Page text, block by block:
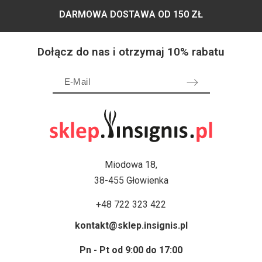
DARMOWA DOSTAWA OD 150 ZŁ
Dołącz do nas i otrzymaj 10% rabatu
Miodowa 18,
38-455 Głowienka
+48 722 323 422
kontakt@sklep.insignis.pl
Pn - Pt od 9:00 do 17:00